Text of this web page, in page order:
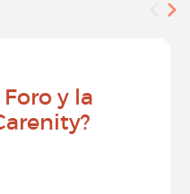
y la